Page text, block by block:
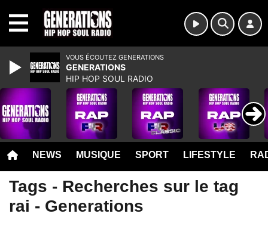
NEWS MUSIQUE SPORT LIFESTYLE
Tags - Recherches sur le tag
rai - Generations
VOUS ÉCOUTEZ GENERATIONS
GENERATIONS
HIP HOP SOUL RADIO